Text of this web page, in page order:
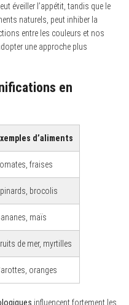
éveiller l’appétit, tandis que le
naturels, peut inhiber la
entre les couleurs et nos
une approche plus
en
d’aliments
fraises
brocolis
maïs
de mer, myrtilles
oranges
influencent fortement les